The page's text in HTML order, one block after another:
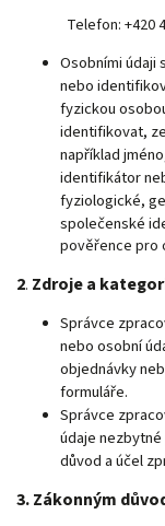
Telefon: +420
Osobními údaji
nebo
fyzickou
identifikovat,
například
identifikátor
fyziologické,
společenské
pověřence pro
2. Zdroje a
Správce
nebo osobní
objednávky
formuláře.
Správce
údaje
důvod a účel
3. Zákonným